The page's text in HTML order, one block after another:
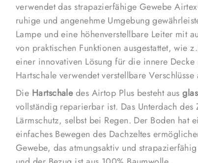
verwendet das strapazierfähige Gewebe
ruhige und angenehme Umgebung
Lampe und eine höhenverstellbare Leiter mit
von praktischen Funktionen ausgestattet, wie
einer innovativen Lösung für die innere
Hartschale verwendet verstellbare Verschlüsse
Die Hartschaledes Airtop Plus besteht aus
vollständig reparierbar ist. Das Unterdach
Lärmschutz, selbst bei Regen. Der Boden hat
einfaches Bewegen des Dachzeltes
Gewebe, das atmungsaktiv und